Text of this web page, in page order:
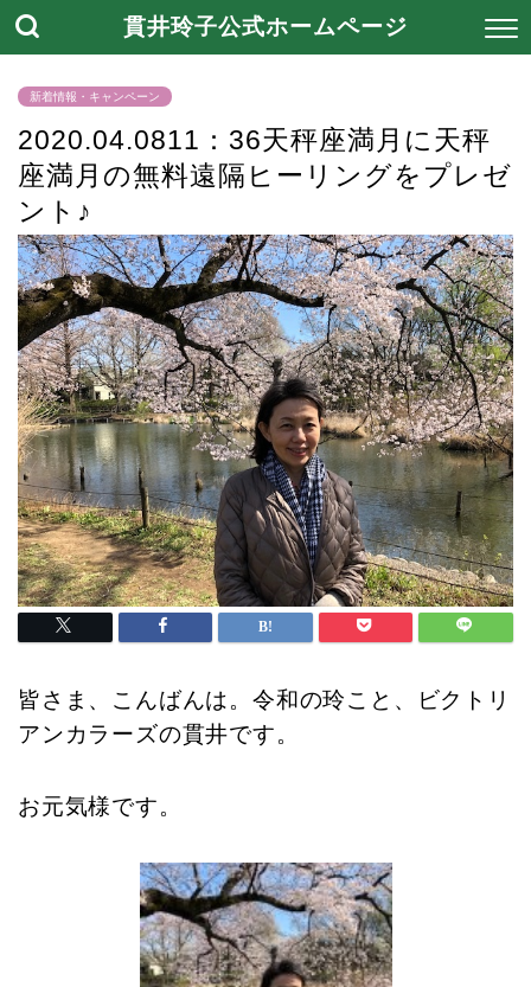
貫井玲子公式ホームページ
新着情報・キャンペーン
2020.04.0811：36天秤座満月に天秤
座満月の無料遠隔ヒーリングをプレゼ
ント♪
皆さま、こんばんは。令和の玲こと、ビクトリ
アンカラーズの貫井です。
お元気様です。